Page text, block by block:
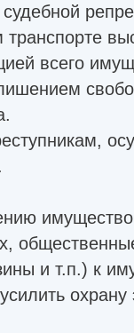
всего
и т.п.) к